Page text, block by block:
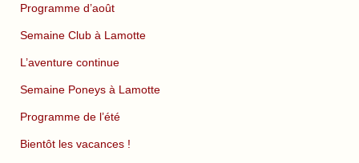
Programme d’août
Semaine Club à Lamotte
L’aventure continue
Semaine Poneys à Lamotte
Programme de l’été
Bientôt les vacances !